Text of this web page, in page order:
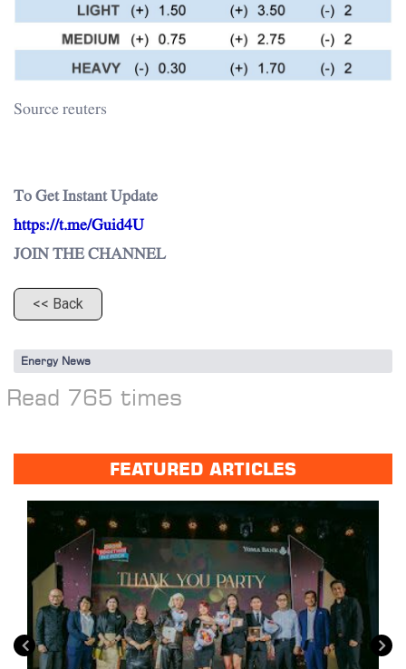
Source reuters
To Get Instant Update
https://t.me/Guid4U
JOIN THE CHANNEL
<< Back
Energy News
Read 765 times
FEATURED ARTICLES